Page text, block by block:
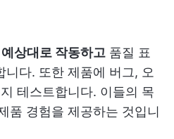
상대로 작동하고 품질 표
니다. 또한 제품에 버그, 오
테스트합니다. 이들의 목
품 경험을 제공하는 것입니